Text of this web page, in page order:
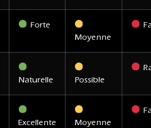
Forte
Moyenne
Naturelle Possible
Excellente
Moyenne